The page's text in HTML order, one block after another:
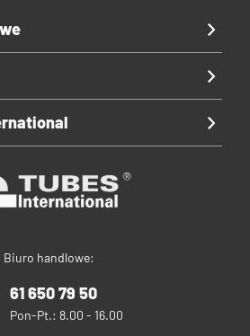
Biuro handlowe:
61 650 79 50
Pon-Pt.: 8.00 - 16.00